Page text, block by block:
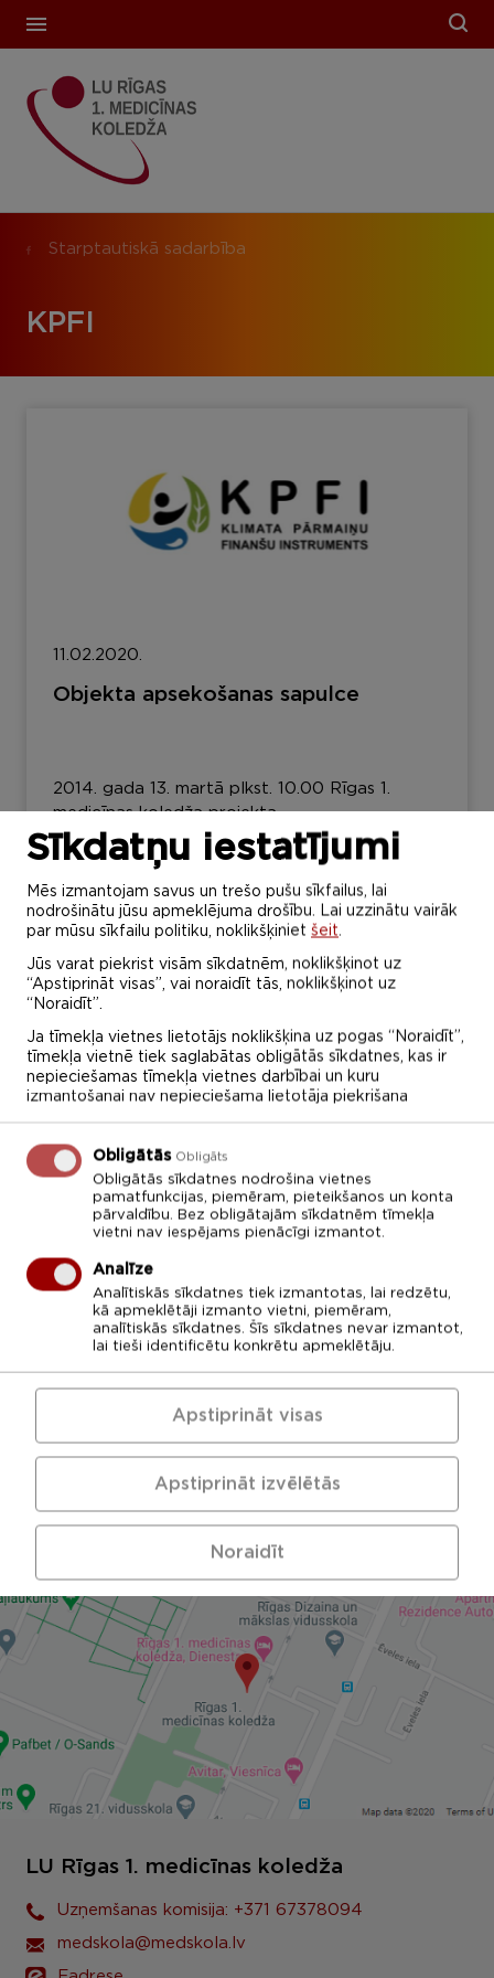
Starptautiskā sadarbība
KPFI
11.02.2020.
Objekta apsekošanas sapulce
2014. gada 13. martā plkst. 10.00 Rīgas 1.
medicīnas koledža projekta
„Energoefektivitātes paaugstināšana Rīgas 1....
Lasīt vairāk
11.02.2020.
Klimata pārmaiņu finanšu
instruments
īstenot KPFI finansēto projektu atklāta
konkursa „Kompleksi risinājumi siltumnīcefekta...
Lasīt vairāk
LU Rīgas 1. medicīnas koledža
Uzņemšanas komisija: +371 67378094
medskola@medskola.lv
Sīkdatņu iestatījumi
Mēs izmantojam savus un trešo pušu sīkfailus, lai
nodrošinātu jūsu apmeklējuma drošību. Lai uzzinātu vairāk
par mūsu sīkfailu politiku, noklikšķiniet šeit.
Jūs varat piekrist visām sīkdatnēm, noklikšķinot uz
“Apstiprināt visas”, vai noraidīt tās, noklikšķinot uz
“Noraidīt”.
Ja tīmekļa vietnes lietotājs noklikšķina uz pogas “Noraidīt”,
tīmekļa vietnē tiek saglabātas obligātās sīkdatnes, kas ir
nepieciešamas tīmekļa vietnes darbībai un kuru
izmantošanai nav nepieciešama lietotāja piekrišana
Obligātās Obligāts
Obligātās sīkdatnes nodrošina vietnes
pamatfunkcijas, piemēram, pieteikšanos un konta
pārvaldību. Bez obligātajām sīkdatnēm tīmekļa
vietni nav iespējams pienācīgi izmantot.
Analīze
Analītiskās sīkdatnes tiek izmantotas, lai redzētu,
kā apmeklētāji izmanto vietni, piemēram,
analītiskās sīkdatnes. Šīs sīkdatnes nevar izmantot,
lai tieši identificētu konkrētu apmeklētāju.
Noraidīt
Apstiprināt izvēlētās
Apstiprināt visas